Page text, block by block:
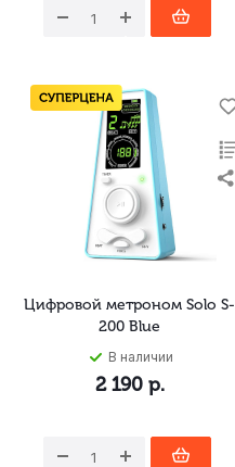
Цифровой метроном Solo S-
200 Blue
В наличии
2 190р.